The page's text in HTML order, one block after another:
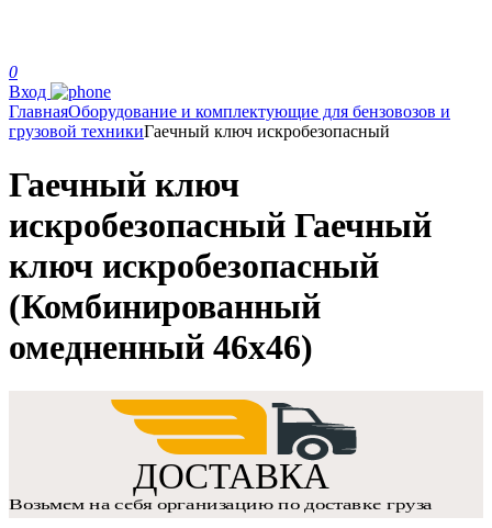
0
Вход
ГлавнаяОборудование и комплектующие для бензовозов и
грузовой техникиГаечный ключ искробезопасный
Гаечный ключ
искробезопасный Гаечный
ключ искробезопасный
(Комбинированный
омедненный 46х46)